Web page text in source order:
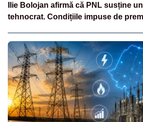
Ilie Bolojan afirmă că PNL susține
tehnocrat. Condițiile impuse de